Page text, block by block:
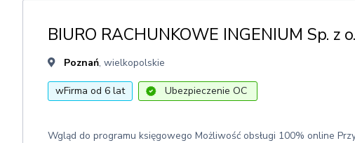
BIURO RACHUNKOWE INGENIUM Sp. z
Poznań, wielkopolskie
wFirma od 6 lat Ubezpieczenie OC
Wgląd do programu księgowego Możliwość obsługi 100% online